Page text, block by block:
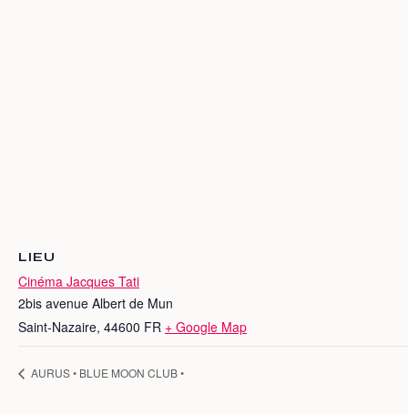
LIEU
Cinéma Jacques Tati
2bis avenue Albert de Mun
Saint-Nazaire, 44600 FR + Google Map
AURUS • BLUE MOON CLUB •